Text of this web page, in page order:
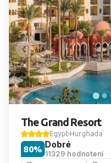
The Grand Resort
Egypt Hurghada
Dobré
11329 hodnotení
80%